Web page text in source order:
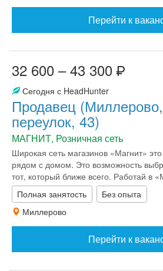
Перейти к
32 600 – 43 300
Сегодня с HeadHunter
Продавец
переулок, 43)
МАГНИТ, Розничная сеть
Широкая сеть магазинов «Магнит»
рядом с домом. Это возможность
тот, который ближе всего. Работай в
Полная занятость
Без опыта
Миллерово
Перейти к